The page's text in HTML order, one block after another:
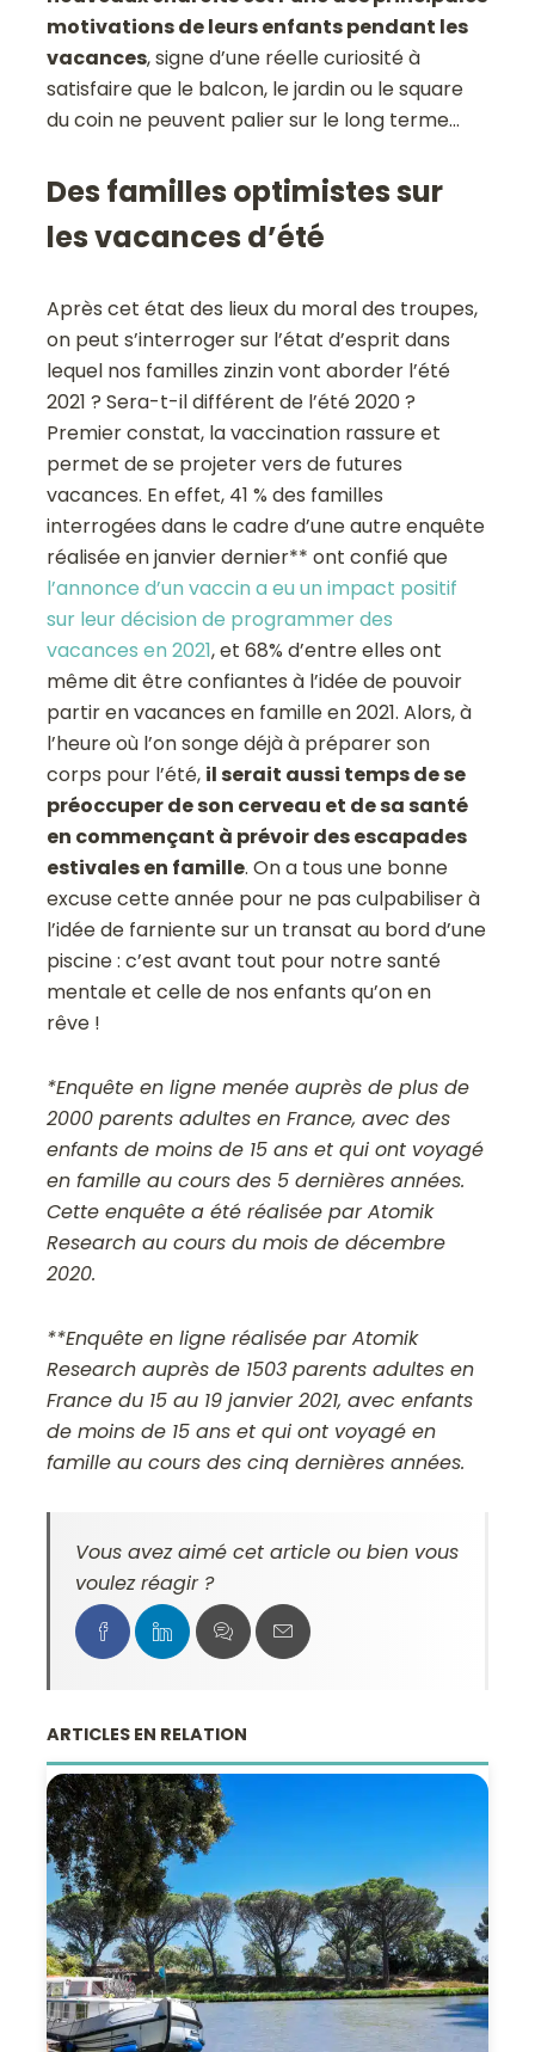
motivations de leurs enfants pendant les
vacances, signe d’une réelle curiosité à
satisfaire que le balcon, le jardin ou le square
du coin ne peuvent palier sur le long terme…
Des familles optimistes sur
les vacances d’été
Après cet état des lieux du moral des troupes,
on peut s’interroger sur l’état d’esprit dans
lequel nos familles zinzin vont aborder l’été
2021 ? Sera-t-il différent de l’été 2020 ?
Premier constat, la vaccination rassure et
permet de se projeter vers de futures
vacances. En effet, 41 % des familles
interrogées dans le cadre d’une autre enquête
réalisée en janvier dernier** ont confié que
l’annonce d’un vaccin a eu un impact positif
sur leur décision de programmer des
vacances en 2021, et 68% d’entre elles ont
même dit être confiantes à l’idée de pouvoir
partir en vacances en famille en 2021. Alors, à
l’heure où l’on songe déjà à préparer son
corps pour l’été, il serait aussi temps de se
préoccuper de son cerveau et de sa santé
en commençant à prévoir des escapades
estivales en famille. On a tous une bonne
excuse cette année pour ne pas culpabiliser à
l’idée de farniente sur un transat au bord d’une
piscine : c’est avant tout pour notre santé
mentale et celle de nos enfants qu’on en
rêve !
*Enquête en ligne menée auprès de plus de
2000 parents adultes en France, avec des
enfants de moins de 15 ans et qui ont voyagé
en famille au cours des 5 dernières années.
Cette enquête a été réalisée par Atomik
Research au cours du mois de décembre
2020.
**Enquête en ligne réalisée par Atomik
Research auprès de 1503 parents adultes en
France du 15 au 19 janvier 2021, avec enfants
de moins de 15 ans et qui ont voyagé en
famille au cours des cinq dernières années.
Vous avez aimé cet article ou bien vous
voulez réagir ?
ARTICLES EN RELATION